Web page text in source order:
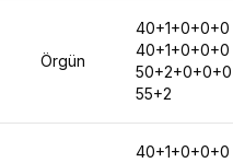
Örgün
40+1+0+0+0
40+1+0+0+0
50+2+0+0+0
55+2
40+1+0+0+0